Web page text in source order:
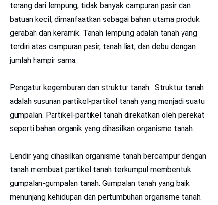
terang dari lempung; tidak banyak campuran pasir dan
batuan kecil; dimanfaatkan sebagai bahan utama produk
gerabah dan keramik. Tanah lempung adalah tanah yang
terdiri atas campuran pasir, tanah liat, dan debu dengan
jumlah hampir sama.
Pengatur kegemburan dan struktur tanah : Struktur tanah
adalah susunan partikel-partikel tanah yang menjadi suatu
gumpalan. Partikel-partikel tanah direkatkan oleh perekat
seperti bahan organik yang dihasilkan organisme tanah.
Lendir yang dihasilkan organisme tanah bercampur dengan
tanah membuat partikel tanah terkumpul membentuk
gumpalan-gumpalan tanah. Gumpalan tanah yang baik
menunjang kehidupan dan pertumbuhan organisme tanah.